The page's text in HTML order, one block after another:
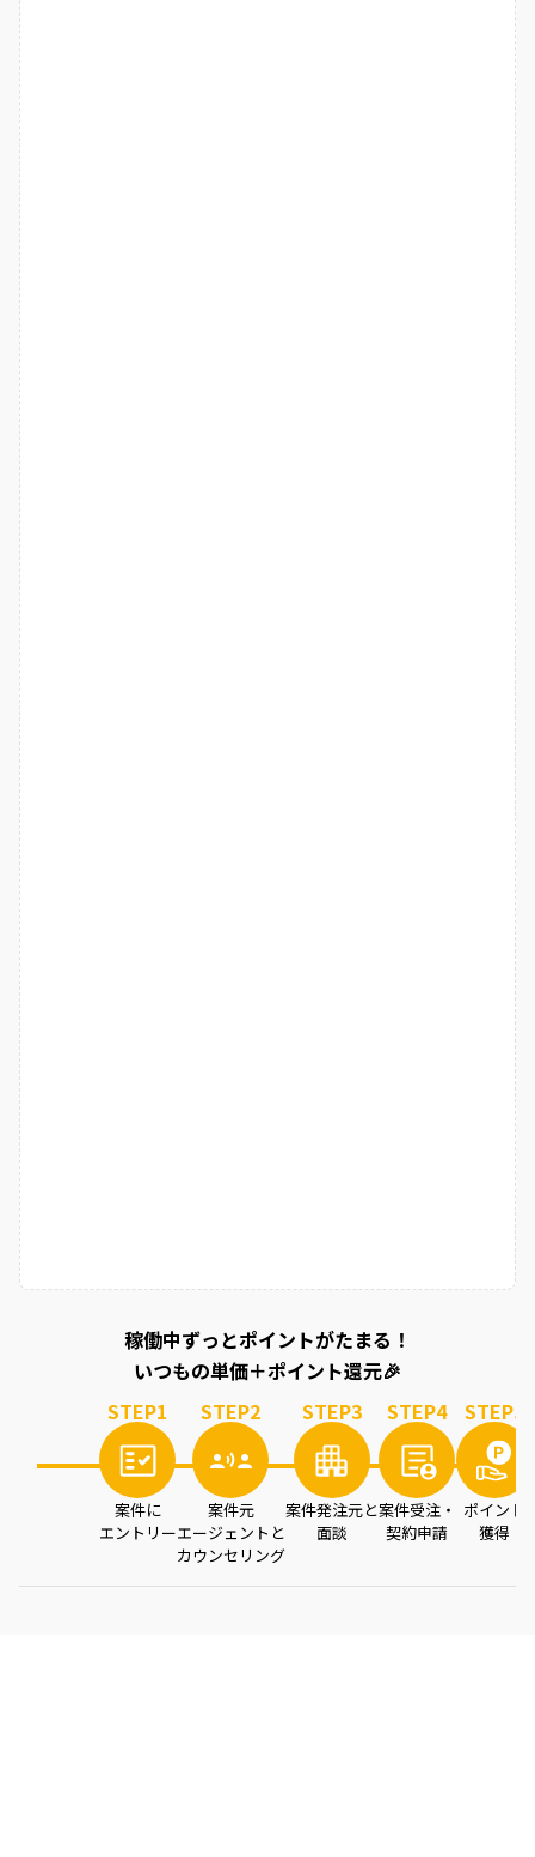
稼働中ずっとポイントがたまる！
いつもの単価＋ポイント還元🎉
STEP1
案件に
エントリー
STEP2
案件元
エージェントと
カウンセリング
STEP3
案件発注元と
面談
STEP4
案件受注・
契約申請
STEP5
ポイント
獲得